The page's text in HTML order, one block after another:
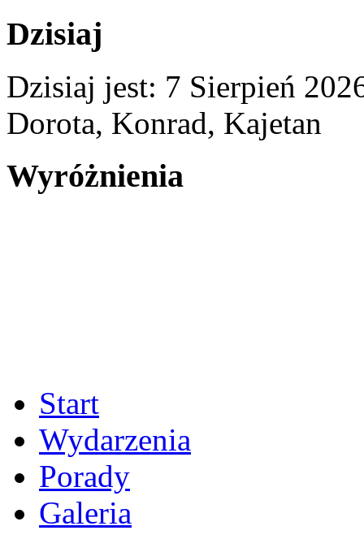
Dzisiaj
Dzisiaj jest: 7 Sierpień
Dorota, Konrad, Kajetan
Wyróżnienia
Start
Wydarzenia
Porady
Galeria